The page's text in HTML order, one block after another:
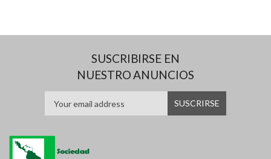
SUSCRIBIRSE EN
NUESTRO ANUNCIOS